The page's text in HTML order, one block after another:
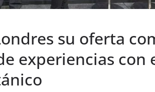
su oferta
experiencias con